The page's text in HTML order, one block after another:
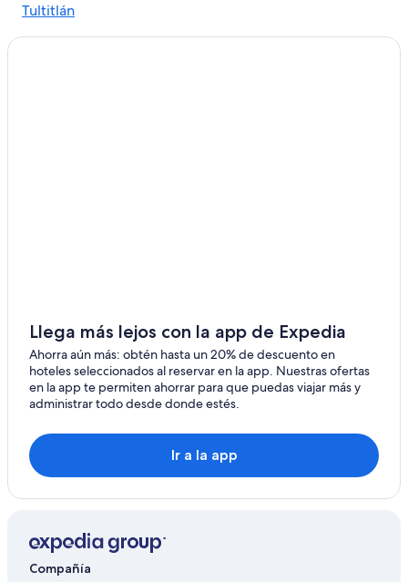
Hoteles románticos en Centro histórico
Hoteles con alberca en Centro histórico
Hoteles con restaurante en Centro histórico
Hoteles con hidromasaje en Centro histórico
Hoteles con traslado del/al aeropuerto en Centro
Hoteles con vista en Centro histórico
Hoteles gay friendly en Centro histórico
Hoteles para bodas en Centro histórico
Hoteles de senderismo en Centro histórico
Hoteles que aceptan mascotas en Centro histórico
Tultitlán
Xalatlaco
La Marquesa
Llega más lejos con la app de Expedia
Ahorra aún más: obtén hasta un 20% de descuento en
hoteles seleccionados al reservar en la app. Nuestras ofertas
en la app te permiten ahorrar para que puedas viajar más y
administrar todo desde donde estés.
Ir a la app
Compañía